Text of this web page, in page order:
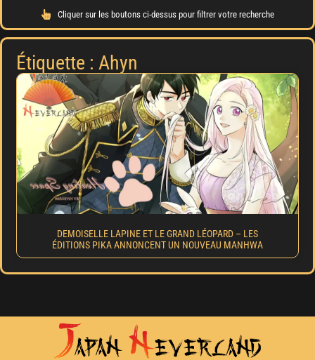
Cliquer sur les boutons ci-dessus pour filtrer votre recherche
Étiquette : Ahyn
DEMOISELLE LAPINE ET LE GRAND LÉOPARD – LES
ÉDITIONS PIKA ANNONCENT UN NOUVEAU MANHWA